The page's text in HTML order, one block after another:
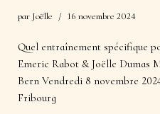
par Joëlle 16 novembre 2024
Quel entraînement spécifique
Emeric Rabot & Joëlle Dumas
Bern Vendredi 8 novembre
Fribourg